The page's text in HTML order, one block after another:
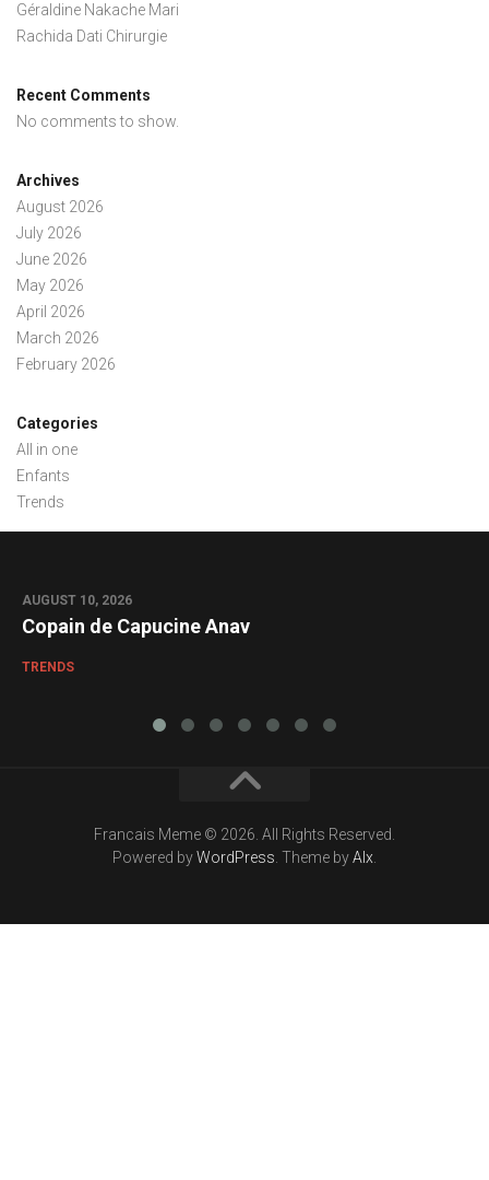
Géraldine Nakache Mari
Rachida Dati Chirurgie
Recent Comments
No comments to show.
Archives
August 2026
July 2026
June 2026
May 2026
April 2026
March 2026
February 2026
Categories
All in one
Enfants
Trends
AUGUST 10, 2026
Copain de Capucine Anav
TRENDS
Francais Meme © 2026. All Rights Reserved.
Powered byWordPress . Theme byAlx